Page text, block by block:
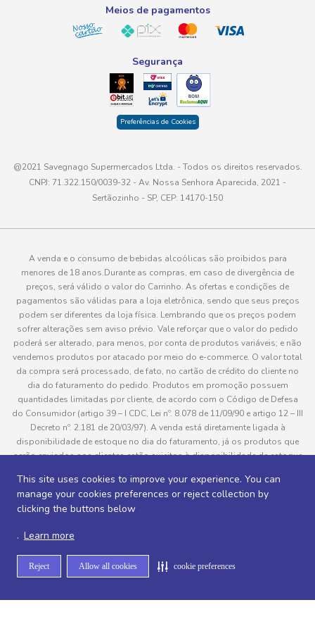
This site uses cookies to improve your experience. You can
manage your cookies preferences or reject collection by
clicking the buttons below
. Learn more
Reject Allow all cookies cookie preferences
Meios de pagamentos
Segurança
Preferências de Cookies
@2021 Savegnago Supermercados Ltda. - Todos os direitos reservados.
CNPJ: 71.322.150/0039-32 - Av. Nossa Senhora Aparecida, 2021 -
Sertãozinho - SP, CEP: 14170-150
A venda e o consumo de bebidas alcoólicas são proibidos para
menores de 18 anos.Durante as compras, em caso de divergência de
preços, será válido o valor do Carrinho. As ofertas e condições de
pagamentos são válidas para a loja eletrônica, sendo que seus preços
podem ser diferentes da loja física. Lembrando que os preços podem
sofrer alterações sem aviso prévio. Vale reforçar que o valor do pedido
poderá ser alterado, para menos, por conta de produtos variáveis; e não
vendemos produtos por atacado por meio do e-commerce. O valor total
da compra será processado, de fato, no cartão de crédito do cliente no
dia do faturamento do pedido. Produtos em promoção possuem
quantidades limitadas por cliente, de acordo com o Código de Defesa
do Consumidor (artigo 39 – I CDC, Lei nº. 8.078 de 11/09/90 e artigo 12 – III
Decreto nº. 2.181 de 20/03/97). A venda está diretamente ligada à
disponibilidade de estoque no dia do faturamento, já os produtos que
serão enviados aos clientes estão sujeitos à disponibilidade de estoque
pedido do cliente, este não será entregue e o valor do item não será
cobrado. As fotos dos produtos no site são ilustrativas, podendo haver
divergência com o produto real e todos os pedidos estão sujeitos à
Desenvolvido por